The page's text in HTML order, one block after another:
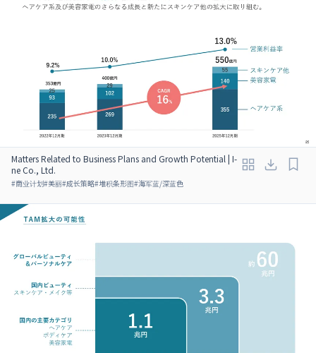
Matters Related to Business Plans and Growth Potential | I-
ne Co., Ltd.
#商业计划#美丽#成长策略#堆积条形图#海军蓝/深蓝色